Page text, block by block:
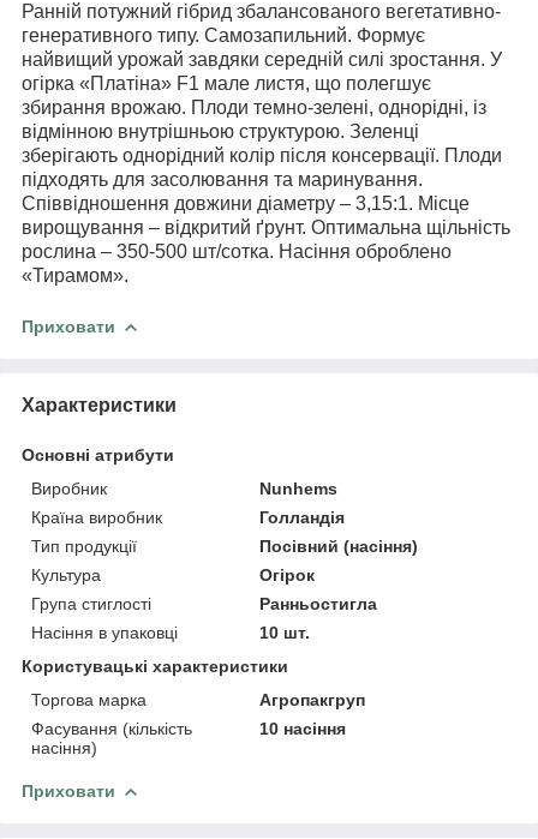
Ранній потужний гібрид збалансованого вегетативно-
генеративного типу. Самозапильний. Формує
найвищий урожай завдяки середній силі зростання. У
огірка «Платіна» F1 мале листя, що полегшує
збирання врожаю. Плоди темно-зелені, однорідні, із
відмінною внутрішньою структурою. Зеленці
зберігають однорідний колір після консервації. Плоди
підходять для засолювання та маринування.
Співвідношення довжини діаметру – 3,15:1. Місце
вирощування – відкритий ґрунт. Оптимальна щільність
рослина – 350-500 шт/сотка. Насіння оброблено
«Тирамом».
Приховати
Характеристики
Основні атрибути
Виробник
Nunhems
Країна виробник
Голландія
Тип продукції
Посівний (насіння)
Культура
Огірок
Група стиглості
Ранньостигла
Насіння в упаковці
10 шт.
Користувацькi характеристики
Торгова марка
Агропакгруп
Фасування (кількість
насіння)
10 насіння
Приховати